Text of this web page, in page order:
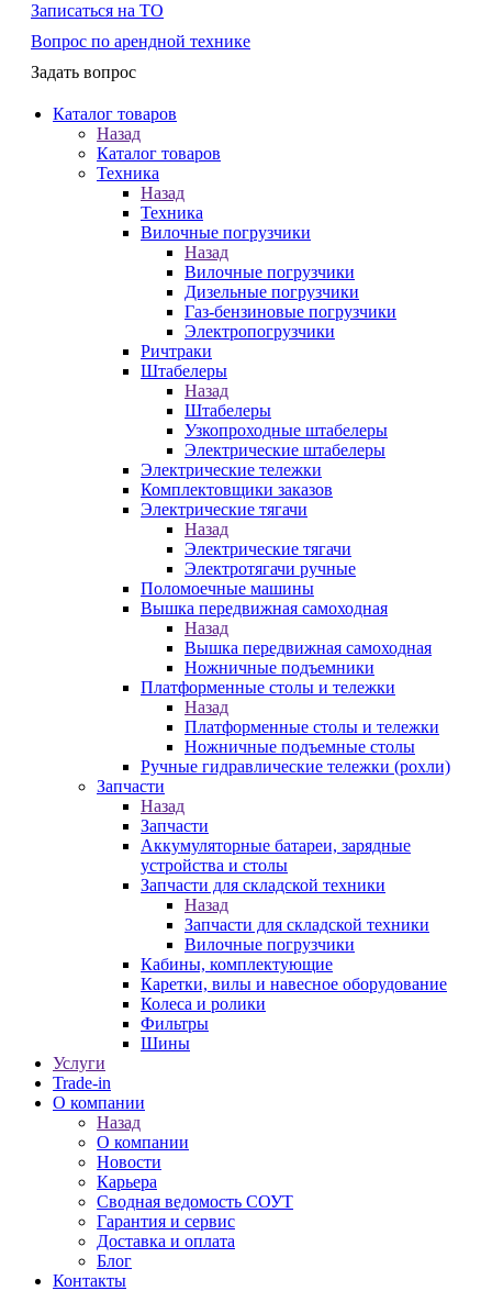
Записаться на ТО
Вопрос по арендной технике
Задать вопрос
Каталог товаров
Назад
Каталог товаров
Техника
Назад
Техника
Вилочные погрузчики
Назад
Вилочные погрузчики
Дизельные погрузчики
Газ-бензиновые погрузчики
Электропогрузчики
Ричтраки
Штабелеры
Назад
Штабелеры
Узкопроходные штабелеры
Электрические штабелеры
Электрические тележки
Комплектовщики заказов
Электрические тягачи
Назад
Электрические тягачи
Электротягачи ручные
Поломоечные машины
Вышка передвижная самоходная
Назад
Вышка передвижная самоходная
Ножничные подъемники
Платформенные столы и тележки
Назад
Платформенные столы и тележки
Ножничные подъемные столы
Ручные гидравлические тележки (рохли)
Запчасти
Назад
Запчасти
Аккумуляторные батареи, зарядные
устройства и столы
Запчасти для складской техники
Назад
Запчасти для складской техники
Вилочные погрузчики
Кабины, комплектующие
Каретки, вилы и навесное оборудование
Колеса и ролики
Фильтры
Шины
Услуги
Trade-in
О компании
Назад
О компании
Новости
Карьера
Сводная ведомость СОУТ
Гарантия и сервис
Доставка и оплата
Блог
Контакты